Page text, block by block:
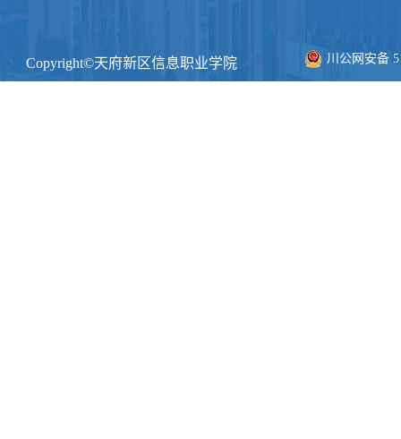
Copyright©天府新区信息职业学院 川公网安备